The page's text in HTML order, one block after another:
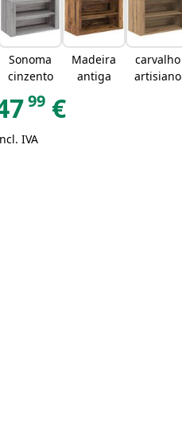
Sonoma
cinzento
Madeira
antiga
carvalho
artisiano
99 €
IVA